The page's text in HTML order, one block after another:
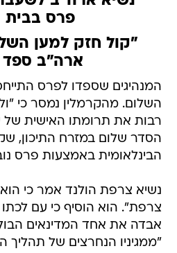
פרס בבית
"קול חזק למען
ארה"ב ספד
המנהיגים שספדו לפרס
השלום. מהקרמלין נמסר כי
רבות את תרומתו האישית
הסדר שלום במזרח התיכון,
הבינלאומית באמצעות פרס
נשיא צרפת הולנד אמר כי
צרפת". הוא הוסיף כי עם
אבדה את אחד המדינאים
"ממגיניו הנחרצים של